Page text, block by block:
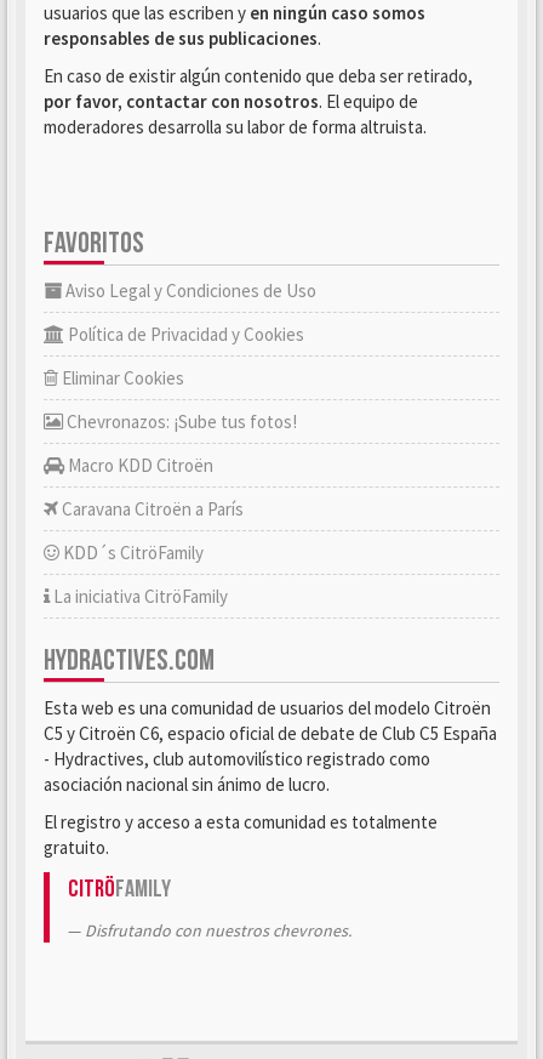
usuarios que las escriben y en ningún caso somos
responsables de sus publicaciones.
En caso de existir algún contenido que deba ser retirado,
por favor, contactar con nosotros. El equipo de
moderadores desarrolla su labor de forma altruista.
FAVORITOS
Aviso Legal y Condiciones de Uso
Política de Privacidad y Cookies
Eliminar Cookies
Chevronazos: ¡Sube tus fotos!
Macro KDD Citroën
Caravana Citroën a París
KDD´s CitröFamily
La iniciativa CitröFamily
HYDRACTIVES.COM
Esta web es una comunidad de usuarios del modelo Citroën
C5 y Citroën C6, espacio oficial de debate de Club C5 España
- Hydractives, club automovilístico registrado como
asociación nacional sin ánimo de lucro.
El registro y acceso a esta comunidad es totalmente
gratuito.
CitröFamily
Disfrutando con nuestros chevrones.